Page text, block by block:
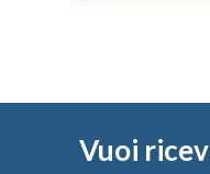
Vuoi